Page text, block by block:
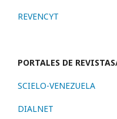
REVENCYT
PORTALES DE
SCIELO-VENEZUELA
DIALNET